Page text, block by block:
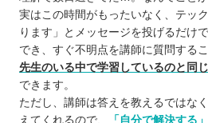
実はこの時間がもったいなく、テッ
ります」とメッセージを投げるだけ
でき、すぐ不明点を講師に質問する
先生のいる中で学習しているのと同
できます。
ただし、講師は答えを教えるではな
えてくれるので、
「自分で解決する